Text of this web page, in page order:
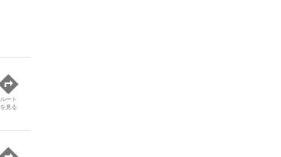
ルート
を見る